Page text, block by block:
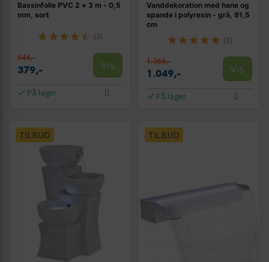
Bassinfolie PVC 2 × 3 m - 0,5
mm, sort
(3)
544,-
379,- Vis
På lager
Vanddekoration med hane og
spande i polyresin - grå, 91,5
cm
(3)
1.366,-
1.049,- Vis
På lager
TILBUD TILBUD